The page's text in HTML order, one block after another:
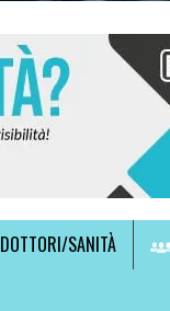
DOTTORI/SANITÀ